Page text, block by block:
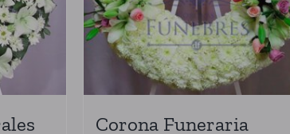
Corona Funeraria